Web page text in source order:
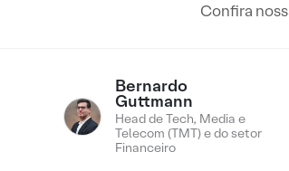
Confira
Bernardo
Guttmann
Head de Tech, Media e
Telecom (TMT) e do setor
Financeiro